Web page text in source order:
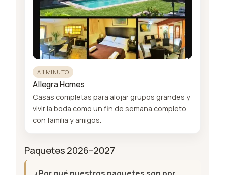
A 1 MINUTO
Allegra Homes
Casas completas para alojar grupos grandes y
vivir la boda como un fin de semana completo
con familia y amigos.
Paquetes 2026–2027